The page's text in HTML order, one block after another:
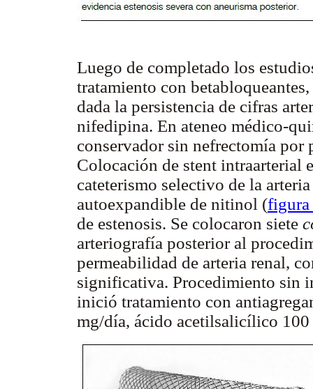
Luego de completado los
tratamiento con
dada la persistencia de cifras
nifedipina. En ateneo médico-
conservador sin nefrectomía por
Colocación de stent intraarterial
cateterismo selectivo de la
autoexpandible de nitinol (figura
de estenosis. Se colocaron siete
arteriografía posterior al
permeabilidad de arteria renal,
significativa. Procedimiento sin
inició tratamiento con
mg/día, ácido acetilsalicílico